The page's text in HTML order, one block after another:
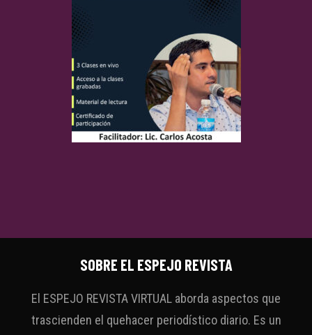
SOBRE EL ESPEJO REVISTA
El ESPEJO REVISTA VIRTUAL aborda aspectos que
trascienden el quehacer periodístico diario. Es un